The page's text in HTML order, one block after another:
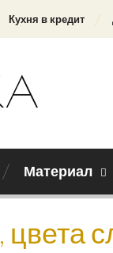
Кухня в кредит
Материал